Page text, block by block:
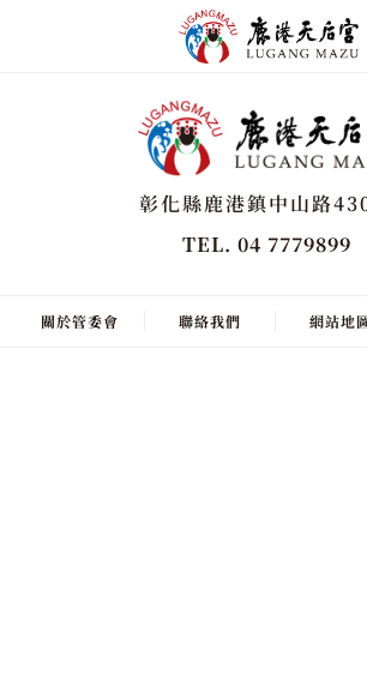
彰化縣鹿港鎮中山路
TEL. 04 7779899
關於管委會 聯絡我們 網站地